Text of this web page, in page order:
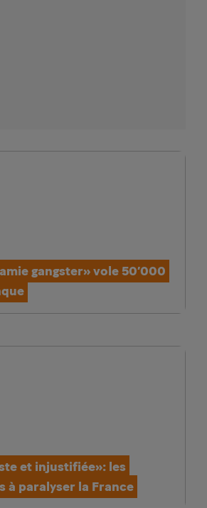
gangster» vole 50’000
et injustifiée»: les
à paralyser la France